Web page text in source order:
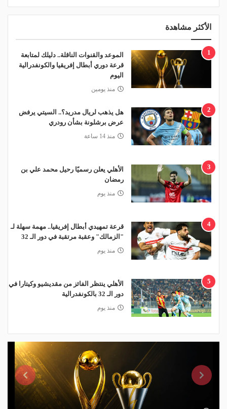
الأكثر مشاهدة
1
الموعد والقنوات الناقلة.. دليلك لمتابعة
قرعة دوري أبطال إفريقيا والكونفدرالية
اليوم
منذ يومين
2
هل يذهب لريال مدريد؟.. السيتي يرفض
عرض برشلونة بشأن رودري
منذ 14 ساعة
3
الأهلي يعلن رسميًا رحيل محمد علي بن
رمضان
منذ يوم
4
قرعة تمهيدي أبطال إفريقيا.. مهمة سهلة لـ
"الزمالك" وعقبة مرتقبة في دور الـ 32
منذ يوم
5
الأهلي ينتظر الفائز من مقديشيو وكيتارا في
دور الـ 32 بالكونفدرالية
منذ يوم